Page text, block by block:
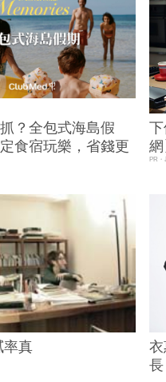
？全包式海島假
食宿玩樂，省錢更
PR・
膩率真